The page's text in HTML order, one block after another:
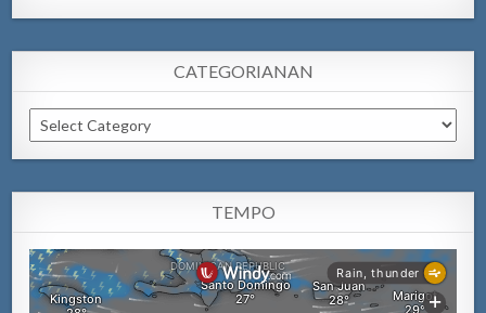
CATEGORIANAN
Categorianan
TEMPO